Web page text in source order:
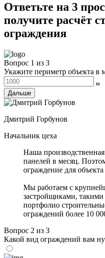
Ответьте на 3
получите расчёт
ограждения
Вопрос 1 из 3
Укажите периметр объекта в
м
Дальше
Дмитрий Горбунов
Начальник цеха
Наша
панелей в месяц.
ограждение для
Мы работаем с
застройщиками,
портфолио
ограждений более 10
Вопрос 2 из 3
Какой вид ограждений вам